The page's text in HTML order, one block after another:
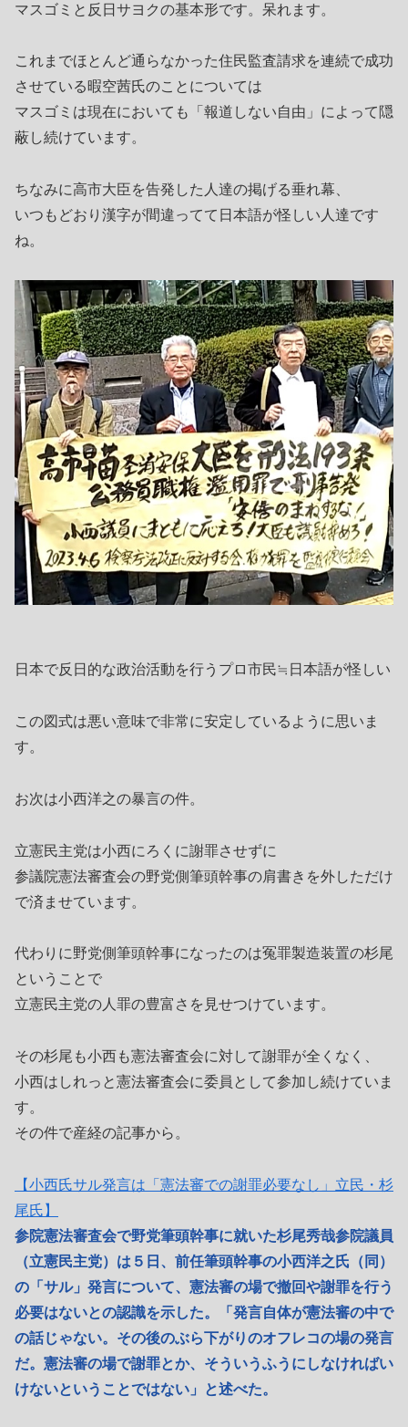
マスゴミと反日サヨクの基本形です。呆れます。
これまでほとんど通らなかった住民監査請求を連続で成功
させている暇空茜氏のことについては
マスゴミは現在においても「報道しない自由」によって隠
蔽し続けています。
ちなみに高市大臣を告発した人達の掲げる垂れ幕、
いつもどおり漢字が間違ってて日本語が怪しい人達です
ね。
日本で反日的な政治活動を行うプロ市民≒日本語が怪しい
この図式は悪い意味で非常に安定しているように思いま
す。
お次は小西洋之の暴言の件。
立憲民主党は小西にろくに謝罪させずに
参議院憲法審査会の野党側筆頭幹事の肩書きを外しただけ
で済ませています。
代わりに野党側筆頭幹事になったのは冤罪製造装置の杉尾
ということで
立憲民主党の人罪の豊富さを見せつけています。
その杉尾も小西も憲法審査会に対して謝罪が全くなく、
小西はしれっと憲法審査会に委員として参加し続けていま
す。
その件で産経の記事から。
【小西氏サル発言は「憲法審での謝罪必要なし」立民・杉
尾氏】
参院憲法審査会で野党筆頭幹事に就いた杉尾秀哉参院議員
（立憲民主党）は５日、前任筆頭幹事の小西洋之氏（同）
の「サル」発言について、憲法審の場で撤回や謝罪を行う
必要はないとの認識を示した。「発言自体が憲法審の中で
の話じゃない。その後のぶら下がりのオフレコの場の発言
だ。憲法審の場で謝罪とか、そういうふうにしなければい
けないということではない」と述べた。